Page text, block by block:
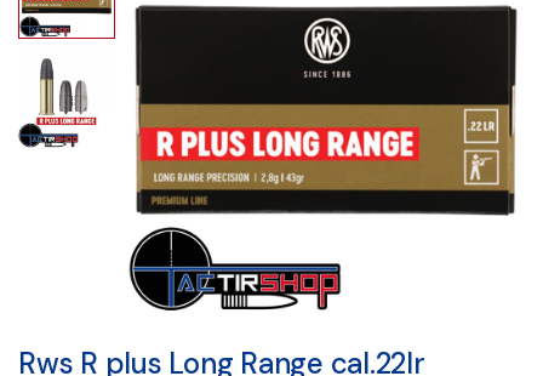
Rws R plus Long Range cal.22lr